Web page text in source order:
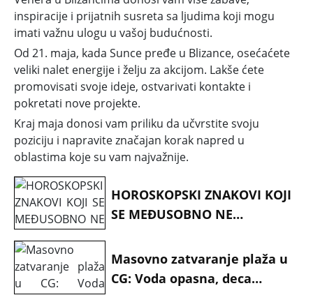
inspiracije i prijatnih susreta sa ljudima koji mogu
imati važnu ulogu u vašoj budućnosti.
Od 21. maja, kada Sunce pređe u Blizance, osećaćete
veliki nalet energije i želju za akcijom. Lakše ćete
promovisati svoje ideje, ostvarivati kontakte i
pokretati nove projekte.
Kraj maja donosi vam priliku da učvrstite svoju
poziciju i napravite značajan korak napred u
oblastima koje su vam najvažnije.
HOROSKOPSKI ZNAKOVI KOJI
SE MEĐUSOBNO NE
različiti
Masovno zatvaranje plaža u
CG: Voda opasna, deca